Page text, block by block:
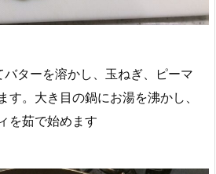
ターを溶かし、玉ねぎ、ピーマ
す。大き目の鍋にお湯を沸かし、
を茹で始めます